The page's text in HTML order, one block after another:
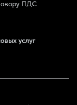
ПДС
услуг